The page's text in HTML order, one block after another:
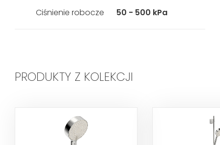
Ciśnienie robocze 50 - 500 kPa
PRODUKTY Z KOLEKCJI